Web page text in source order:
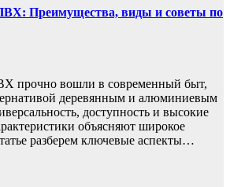
Преимущества, виды и советы по
прочно вошли в современный быт,
деревянным и алюминиевым
доступность и высокие
объясняют широкое
разберем ключевые аспекты…